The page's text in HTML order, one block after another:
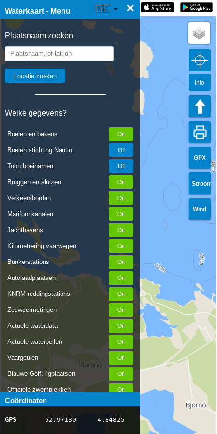
Waterkaart - Menu ×
Plaatsnaam zoeken
Welke gegevens?
Boeien en bakens
Boeien stichting Nautin
Toon boeinamen
Bruggen en sluizen
Verkeersborden
Marifoonkanalen
Jachthavens
Kilometrering vaarwegen
Bunkerstations
Autolaadplaatsen
KNRM-reddingstations
Zeeweermetingen
Actuele waterdata
Actuele waterpeilen
Vaargeulen
Blauwe Golf: ligplaatsen
Officiele zwemplekken
Stremmingen/hinder
AIS scheepsposities
Coördinaten
GPS 52.97130 4.84825
☰ Waterkaart Live 🇳🇱
GPX
Stroom
Wind
Info